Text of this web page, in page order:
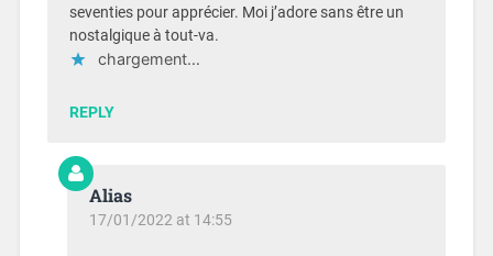
seventies pour apprécier. Moi j’adore sans être un
nostalgique à tout-va.
chargement…
REPLY
Alias
17/01/2022 at 14:55